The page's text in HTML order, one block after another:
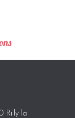
Rilly la